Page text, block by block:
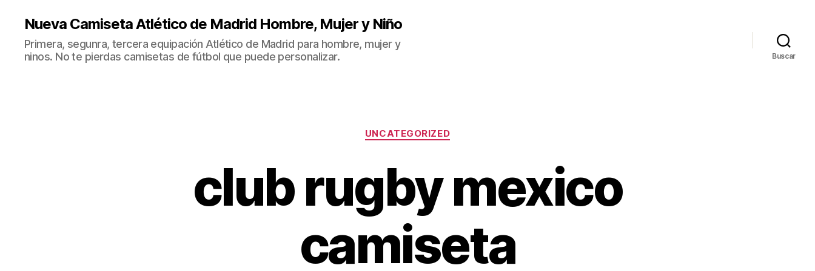
Nueva Camiseta Atlético de Madrid Hombre, Mujer y Niño
Primera, segunra, tercera equipación Atlético de Madrid para hombre, mujer y
ninos. No te pierdas camisetas de fútbol que puede personalizar.
Buscar
Categorías
UNCATEGORIZED
club rugby mexico
camiseta